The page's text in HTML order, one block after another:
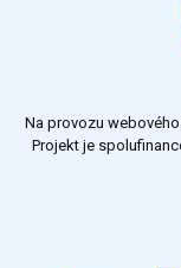
Na provozu
Projekt je